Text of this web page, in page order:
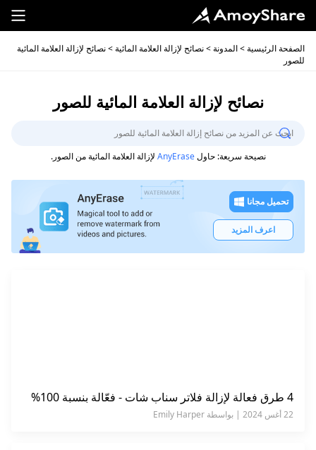
الصفحة الرئيسية>المدونة>نصائح لإزالة العلامة المائية> نصائح لإزالة العلامة المائية
للصور
نصائح لإزالة العلامة المائية للصور
نصيحة سريعة: حاولAnyErase لإزالة العلامة المائية من الصور.
تحميل مجانا
اعرف المزيد
4 طرق فعالة لإزالة فلاتر سناب شات - فعّالة بنسبة 100%
22 أغس 2024 | بواسطة Emily Harper